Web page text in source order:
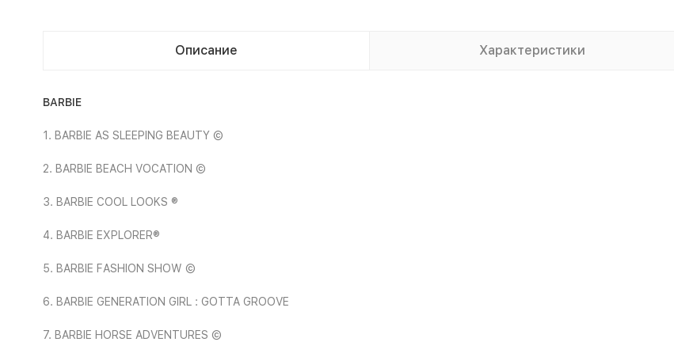
Описание Характеристики
BARBIE
1. BARBIE AS SLEEPING BEAUTY ©
2. BARBIE BEACH VOCATION ©
3. BARBIE COOL LOOKS ®
4. BARBIE EXPLORER®
5. BARBIE FASHION SHOW ©
6. BARBIE GENERATION GIRL : GOTTA GROOVE
7. BARBIE HORSE ADVENTURES ©